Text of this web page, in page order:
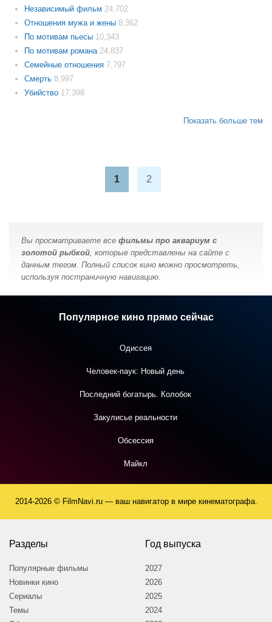
Независимый фильм 24,702
Отношения мужа и жены 8,362
По мотивам пьесы 10,343
По мотивам романа 24,837
Семейные отношения 7,797
Смерть 8,997
Убийство 17,398
Показать больше тем
1 2
Вы просматриваете все фильмы про аквариум с
золотой рыбкой, которые представлены на сайте с
данным тегом. Полный список кино можно просмотреть,
используя постраничную навигацию.
Популярное кино прямо сейчас
Одиссея
Человек-паук: Новый день
Последний богатырь. Колобок
Закулисье реальности
Обсессия
Майкл
2014-2026 © FilmNavi.ru — ваш навигатор в мире кинематографа.
Разделы
Популярные фильмы
Новинки кино
Сериалы
Темы
Год выпуска
2027
2026
2025
2024